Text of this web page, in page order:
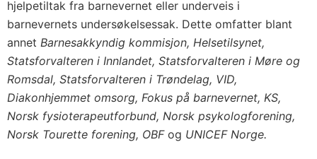
hjelpetiltak fra barnevernet eller underveis i
barnevernets undersøkelsessak. Dette omfatter blant
annet Barnesakkyndig kommisjon, Helsetilsynet,
Statsforvalteren i Innlandet, Statsforvalteren i Møre og
Romsdal, Statsforvalteren i Trøndelag, VID,
Diakonhjemmet omsorg, Fokus på barnevernet, KS,
Norsk fysioterapeutforbund, Norsk psykologforening,
Norsk Tourette forening, OBF og UNICEF Norge.